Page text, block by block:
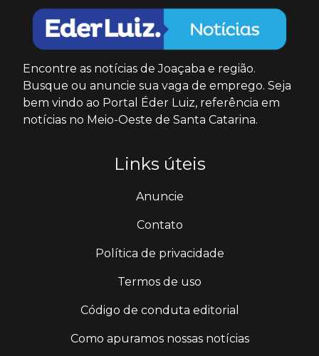
Encontre as notícias de Joaçaba e região.
Busque ou anuncie sua vaga de emprego. Seja
bem vindo ao Portal Éder Luiz, referência em
notícias no Meio-Oeste de Santa Catarina.
Links úteis
Anuncie
Contato
Política de privacidade
Termos de uso
Código de conduta editorial
Como apuramos nossas notícias